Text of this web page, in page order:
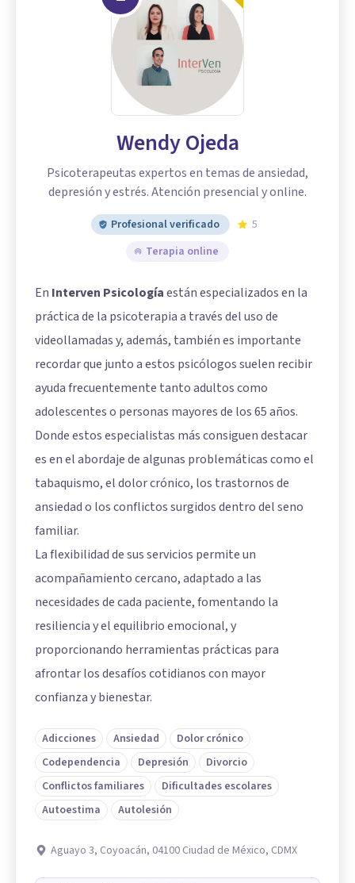
Wendy Ojeda
Psicoterapeutas expertos en temas de ansiedad,
depresión y estrés. Atención presencial y online.
Profesional verificado
5
Terapia online
En Interven Psicologíaestán especializados en la
práctica de la psicoterapia a través del uso de
videollamadas y, además, también es importante
recordar que junto a estos psicólogos suelen recibir
ayuda frecuentemente tanto adultos como
adolescentes o personas mayores de los 65 años.
Donde estos especialistas más consiguen destacar
es en el abordaje de algunas problemáticas como el
tabaquismo, el dolor crónico, los trastornos de
ansiedad o los conflictos surgidos dentro del seno
familiar.
La flexibilidad de sus servicios permite un
acompañamiento cercano, adaptado a las
necesidades de cada paciente, fomentando la
resiliencia y el equilibrio emocional, y
proporcionando herramientas prácticas para
afrontar los desafíos cotidianos con mayor
confianza y bienestar.
Adicciones Ansiedad
Dolor crónico
Codependencia
Depresión
Divorcio
Conflictos familiares
Dificultades escolares
Autoestima
Autolesión
Aguayo 3, Coyoacán, 04100 Ciudad de México, CDMX